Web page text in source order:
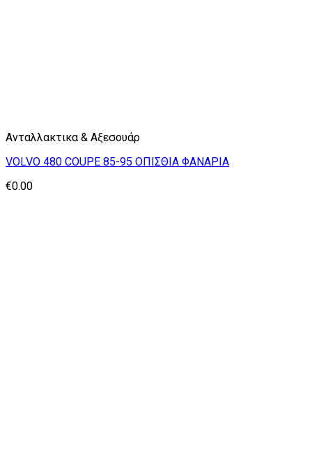
Ανταλλακτικα & Αξεσουάρ
VOLVO 480 COUPE 85-95 ΟΠΙΣΘΙΑ ΦΑΝΑΡΙΑ
€0.00